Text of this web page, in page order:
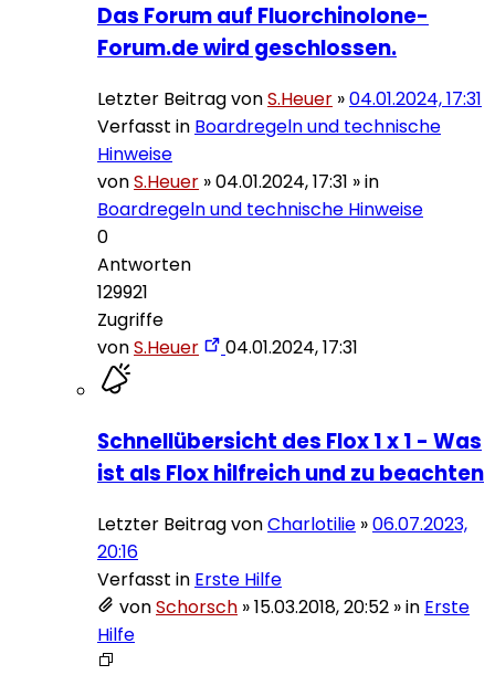
Das Forum auf Fluorchinolone-
Forum.de wird geschlossen.
Letzter Beitrag vonS.Heuer »04.01.2024, 17:31
Verfasst in Boardregeln und technische
Hinweise
vonS.Heuer »04.01.2024, 17:31 » in
Boardregeln und technische Hinweise
0
Antworten
129921
Zugriffe
vonS.Heuer 04.01.2024, 17:31
Schnellübersicht des Flox 1 x 1 - Was
ist als Flox hilfreich und zu beachten
Letzter Beitrag vonCharlotilie »06.07.2023,
20:16
Verfasst in Erste Hilfe
vonSchorsch »15.03.2018, 20:52 » in Erste
Hilfe